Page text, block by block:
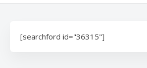
[searchford id="36315"]